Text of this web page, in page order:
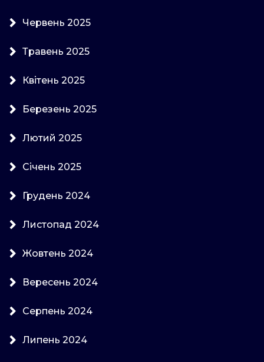
Червень 2025
Травень 2025
Квітень 2025
Березень 2025
Лютий 2025
Січень 2025
Грудень 2024
Листопад 2024
Жовтень 2024
Вересень 2024
Серпень 2024
Липень 2024